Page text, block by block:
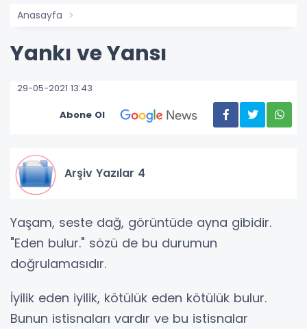
Anasayfa
Yankı ve Yansı
29-05-2021 13:43
Abone Ol
Arşiv Yazılar 4
Yaşam, seste dağ, görüntüde ayna gibidir.
"Eden bulur." sözü de bu durumun
doğrulamasıdır.
İyilik eden iyilik, kötülük eden kötülük bulur.
Bunun istisnaları vardır ve bu istisnalar